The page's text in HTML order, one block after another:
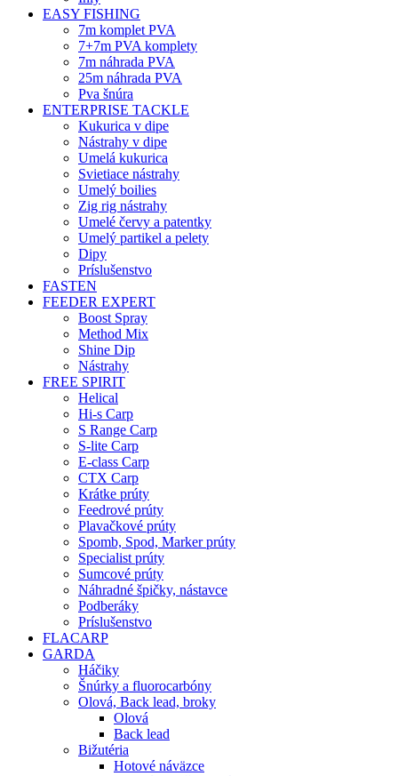
EASY FISHING
7m komplet PVA
7+7m PVA komplety
7m náhrada PVA
25m náhrada PVA
Pva šnúra
ENTERPRISE TACKLE
Kukurica v dipe
Nástrahy v dipe
Umelá kukurica
Svietiace nástrahy
Umelý boilies
Zig rig nástrahy
Umelé červy a patentky
Umelý partikel a pelety
Dipy
Príslušenstvo
FASTEN
FEEDER EXPERT
Boost Spray
Method Mix
Shine Dip
Nástrahy
FREE SPIRIT
Helical
Hi-s Carp
S Range Carp
S-lite Carp
E-class Carp
CTX Carp
Krátke prúty
Feedrové prúty
Plavačkové prúty
Spomb, Spod, Marker prúty
Specialist prúty
Sumcové prúty
Náhradné špičky, nástavce
Podberáky
Príslušenstvo
FLACARP
GARDA
Háčiky
Šnúrky a fluorocarbóny
Olová, Back lead, broky
Olová
Back lead
Bižutéria
Hotové náväzce